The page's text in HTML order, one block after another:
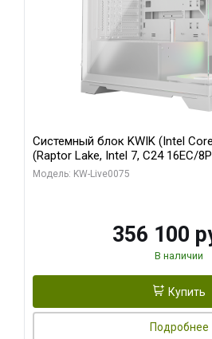
Системный блок KWIK (Intel
(Raptor Lake, Intel 7, C24 16EC/
RTX5080 PRIME EVO OC 16GB
Модель: KW-Live0075
356 100
В наличии
Купить
Подробнее